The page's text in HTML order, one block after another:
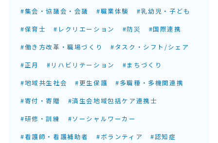
#集会・協議会・会議
#職業体験
#乳幼児・子ども
#保育士
#レクリエーション #防災
#国際連携
#働き方改革・職場づくり
#タスク・シフト/シェア
#正月
#リハビリテーション
#まちづくり
#地域共生社会
#更生保護
#多職種・多機関連携
#寄付・寄贈
#済生会地域包括ケア連携士
#研修・訓練
#ソーシャルワーカー
#看護師・看護補助者
#ボランティア
#認知症